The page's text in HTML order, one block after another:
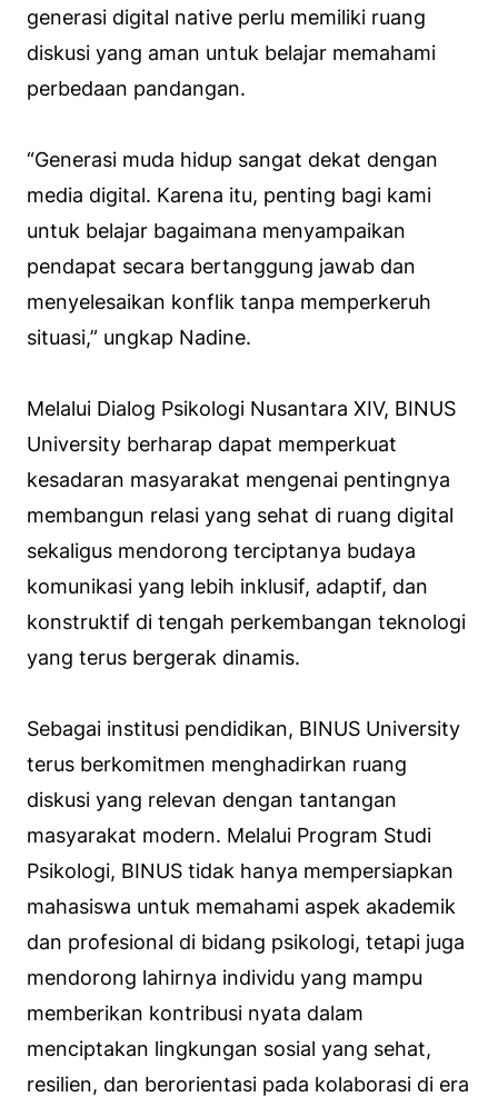
generasi digital native perlu memiliki ruang
diskusi yang aman untuk belajar memahami
perbedaan pandangan.
“Generasi muda hidup sangat dekat dengan
media digital. Karena itu, penting bagi kami
untuk belajar bagaimana menyampaikan
pendapat secara bertanggung jawab dan
menyelesaikan konflik tanpa memperkeruh
situasi,” ungkap Nadine.
Melalui Dialog Psikologi Nusantara XIV, BINUS
University berharap dapat memperkuat
kesadaran masyarakat mengenai pentingnya
membangun relasi yang sehat di ruang digital
sekaligus mendorong terciptanya budaya
komunikasi yang lebih inklusif, adaptif, dan
konstruktif di tengah perkembangan teknologi
yang terus bergerak dinamis.
Sebagai institusi pendidikan, BINUS University
terus berkomitmen menghadirkan ruang
diskusi yang relevan dengan tantangan
masyarakat modern. Melalui Program Studi
Psikologi, BINUS tidak hanya mempersiapkan
mahasiswa untuk memahami aspek akademik
dan profesional di bidang psikologi, tetapi juga
mendorong lahirnya individu yang mampu
memberikan kontribusi nyata dalam
menciptakan lingkungan sosial yang sehat,
resilien, dan berorientasi pada kolaborasi di era